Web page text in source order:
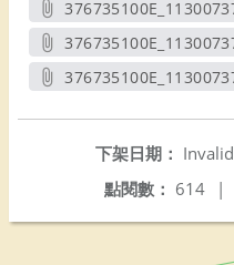
另
另
下架日期：
點閱數： 614 |